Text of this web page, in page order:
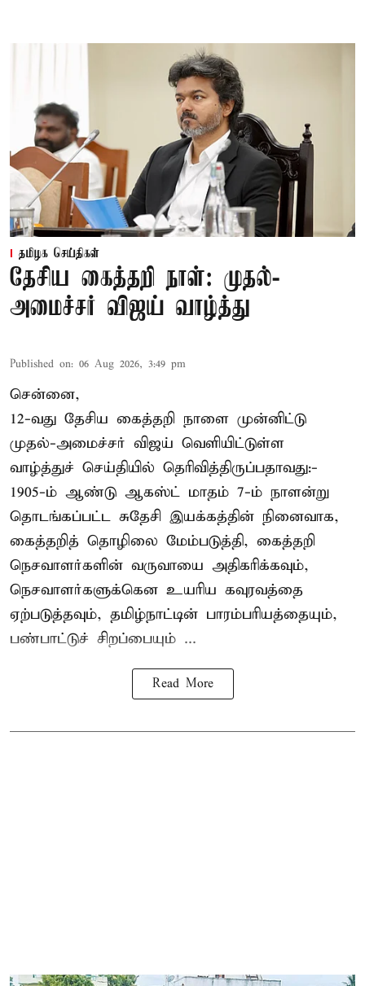
தமிழக செய்திகள்
தேசிய கைத்தறி நாள்: முதல்-
அமைச்சர் விஜய் வாழ்த்து
Published on: 06 Aug 2026, 3:49 pm
சென்னை,
12-வது தேசிய கைத்தறி நாளை முன்னிட்டு
முதல்-அமைச்சர் விஜய் வெளியிட்டுள்ள
வாழ்த்துச் செய்தியில் தெரிவித்திருப்பதாவது:-
1905-ம் ஆண்டு ஆகஸ்ட் மாதம் 7-ம் நாளன்று
தொடங்கப்பட்ட சுதேசி இயக்கத்தின் நினைவாக,
கைத்தறித் தொழிலை மேம்படுத்தி, கைத்தறி
நெசவாளர்களின் வருவாயை அதிகரிக்கவும்,
நெசவாளர்களுக்கென உயரிய கவுரவத்தை
ஏற்படுத்தவும், தமிழ்நாட்டின் பாரம்பரியத்தையும்,
பண்பாட்டுச் சிறப்பையும் ...
Read More